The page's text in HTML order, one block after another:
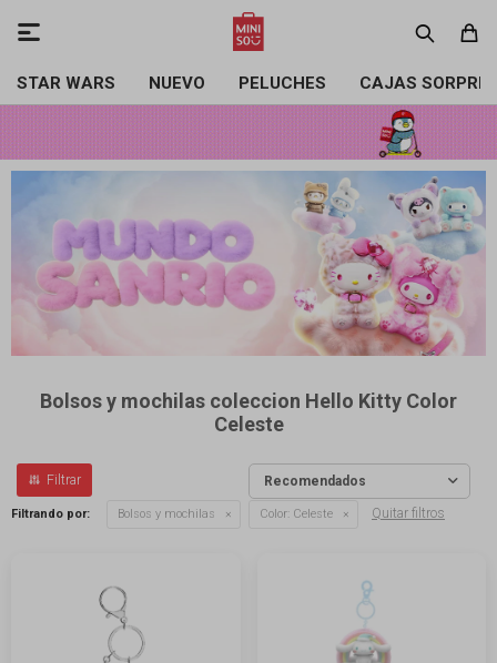
STAR WARS NUEVO PELUCHES CAJAS

Bolsos y mochilas coleccion Hello Kitty Color
Celeste
Recomendados
Filtrando por: Bolsos y mochilas Color: Celeste Quitar filtros